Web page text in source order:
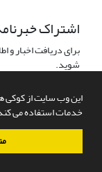
این وب سایت از کوکی
خدمات استفاده می
اشتراک
برای دریافت اخبار
شوید.
سامانه مدیریت